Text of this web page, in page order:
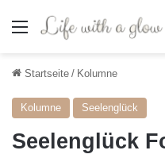
Menü
Startseite / Kolumne
Kolumne Seelenglück
Seelenglück